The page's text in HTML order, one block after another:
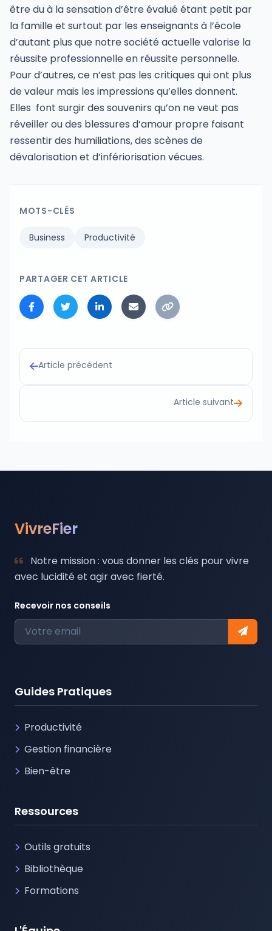
être du à la sensation d’être évalué étant petit par
la famille et surtout par les enseignants à l’école
d’autant plus que notre société actuelle valorise la
réussite professionnelle en réussite personnelle.
Pour d’autres, ce n’est pas les critiques qui ont plus
de valeur mais les impressions qu’elles donnent.
Elles font surgir des souvenirs qu’on ne veut pas
réveiller ou des blessures d’amour propre faisant
ressentir des humiliations, des scènes de
dévalorisation et d’infériorisation vécues.
MOTS-CLÉS
Business Productivité
PARTAGER CET ARTICLE
Article précédent
Article suivant
VivreFier
Notre mission : vous donner les clés pour vivre
avec lucidité et agir avec fierté.
Recevoir nos conseils
Guides Pratiques
Productivité
Gestion financière
Bien-être
Ressources
Outils gratuits
Bibliothèque
Formations